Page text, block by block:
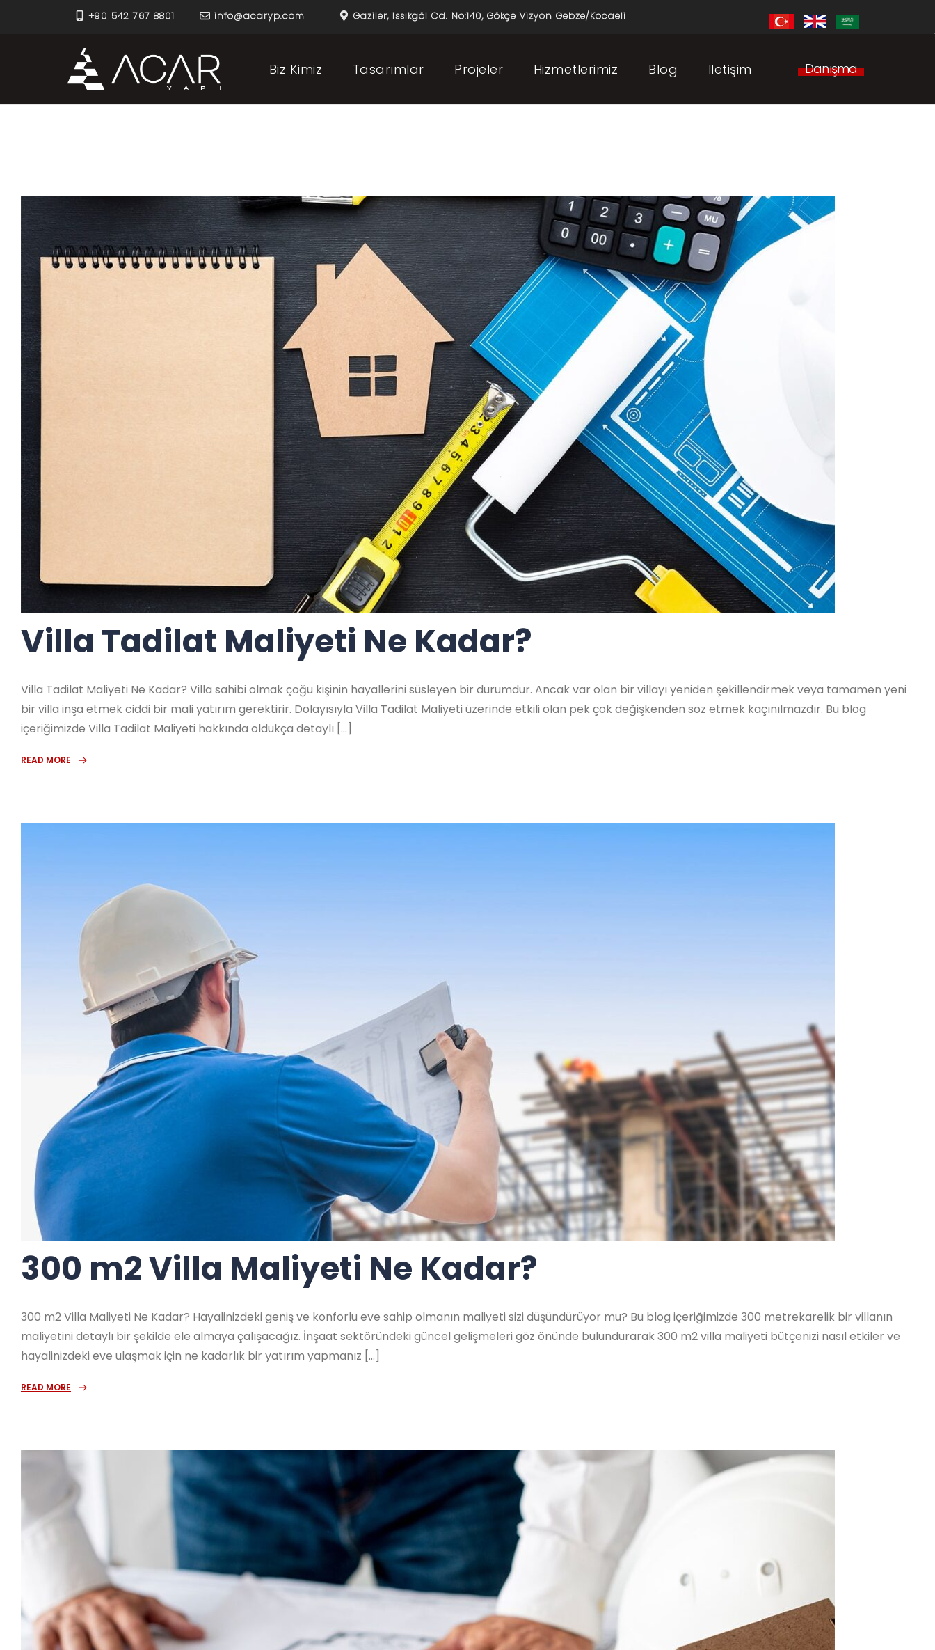
+90 542 767 8801 info@acaryp.com Gaziler, Issıkgöl Cd. No:140, Gökçe Vizyon Gebze/Kocaeli
Biz Kimiz Tasarımlar Projeler Hizmetlerimiz Blog Iletişim Danışma
Villa Tadilat Maliyeti Ne Kadar?
Villa Tadilat Maliyeti Ne Kadar? Villa sahibi olmak çoğu kişinin hayallerini süsleyen bir durumdur. Ancak var olan bir villayı yeniden şekillendirmek veya tamamen yeni
bir villa inşa etmek ciddi bir mali yatırım gerektirir. Dolayısıyla Villa Tadilat Maliyeti üzerinde etkili olan pek çok değişkenden söz etmek kaçınılmazdır. Bu blog
içeriğimizde Villa Tadilat Maliyeti hakkında oldukça detaylı […]
READ MORE
300 m2 Villa Maliyeti Ne Kadar?
300 m2 Villa Maliyeti Ne Kadar? Hayalinizdeki geniş ve konforlu eve sahip olmanın maliyeti sizi düşündürüyor mu? Bu blog içeriğimizde 300 metrekarelik bir villanın
maliyetini detaylı bir şekilde ele almaya çalışacağız. İnşaat sektöründeki güncel gelişmeleri göz önünde bulundurarak 300 m2 villa maliyeti bütçenizi nasıl etkiler ve
hayalinizdeki eve ulaşmak için ne kadarlık bir yatırım yapmanız […]
READ MORE